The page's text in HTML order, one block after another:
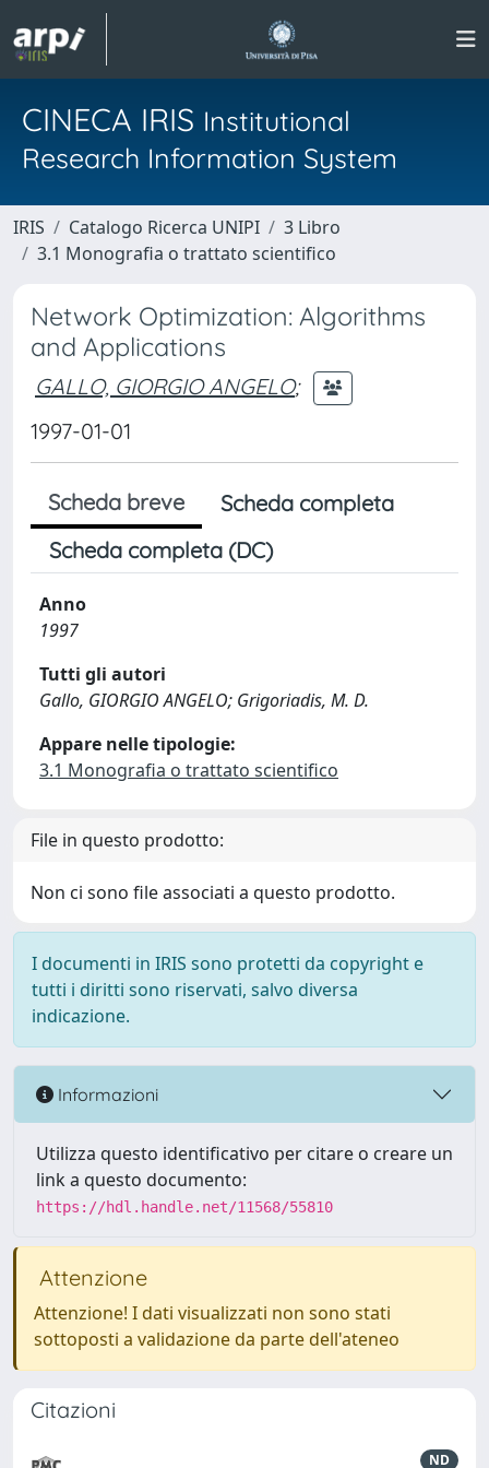
CINECA IRIS Institutional
Research Information System
IRIS Catalogo Ricerca UNIPI
3 Libro
3.1 Monografia o trattato scientifico
Network Optimization: Algorithms
and Applications
GALLO, GIORGIO ANGELO;
1997-01-01
Scheda breve
Scheda completa
Scheda completa (DC)
Anno
1997
Tutti gli autori
Gallo, GIORGIO ANGELO; Grigoriadis, M. D.
Appare nelle tipologie:
3.1 Monografia o trattato scientifico
File in questo prodotto:
Non ci sono file associati a questo prodotto.
I documenti in IRIS sono protetti da copyright e
tutti i diritti sono riservati, salvo diversa
indicazione.
Informazioni
Utilizza questo identificativo per citare o creare un
link a questo documento:
https://hdl.handle.net/11568/55810
Attenzione
Attenzione! I dati visualizzati non sono stati
sottoposti a validazione da parte dell'ateneo
Citazioni
ND